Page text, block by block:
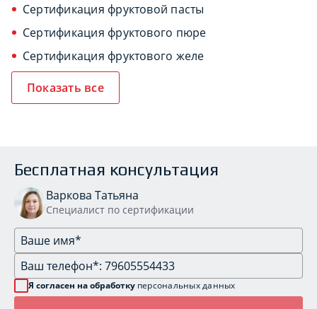
Сертификация фруктовой пасты
Сертификация фруктового пюре
Сертификация фруктового желе
Показать все
Бесплатная консультация
Варкова Татьяна
Специалист по сертификации
Я согласен на обработку персональных данных